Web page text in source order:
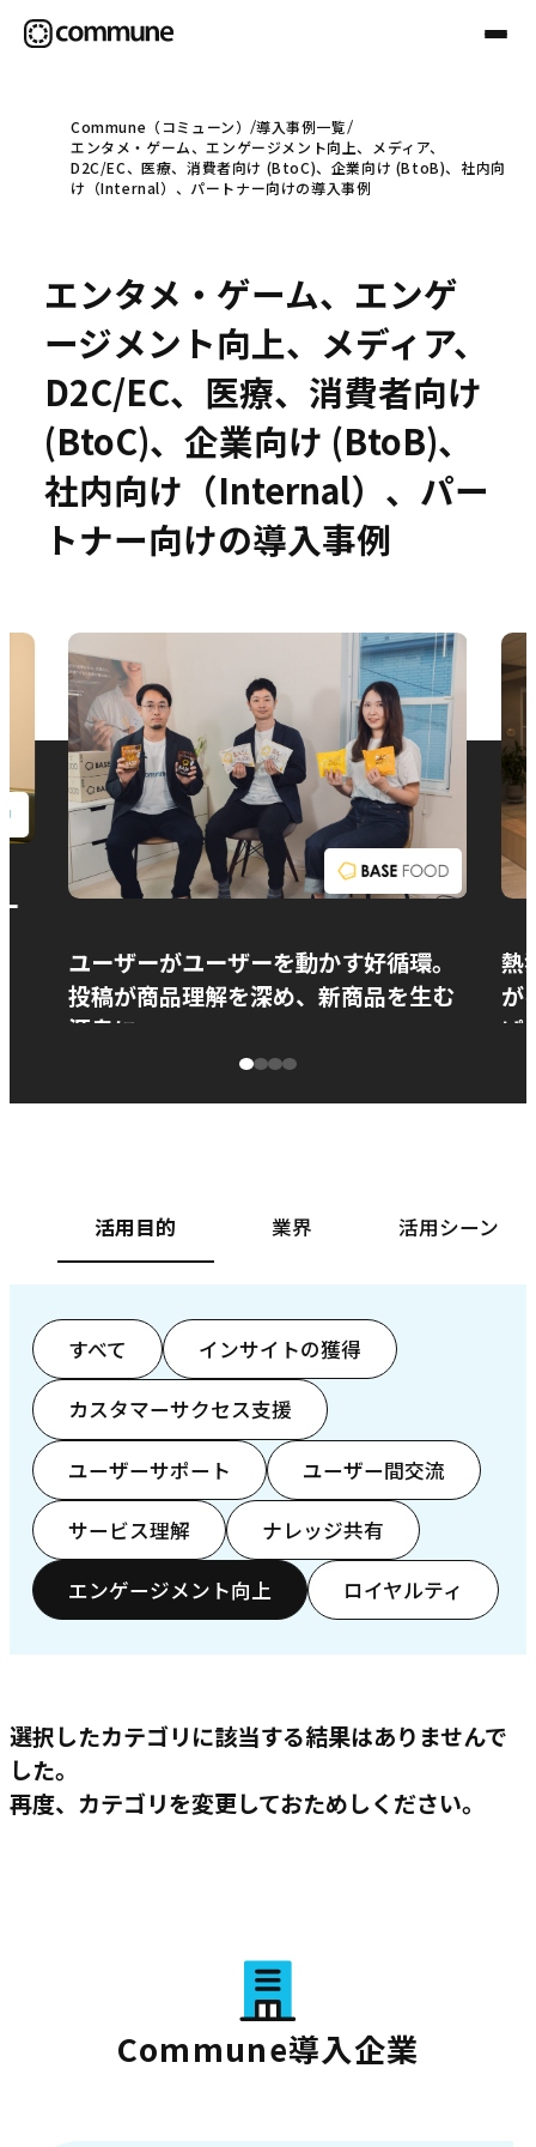
Communeについて
事例
セミナー
お役立ち情報
Commune（コミューン）
導入事例一覧
エンタメ・ゲーム、エンゲージメント向上、メディア、
D2C/EC、医療、消費者向け (BtoC)、企業向け (BtoB)、社内向
け（Internal）、パートナー向けの導入事例
エンタメ・ゲーム、エンゲ
ージメント向上、メディア、
D2C/EC、医療、消費者向け
(BtoC)、企業向け (BtoB)、
社内向け（Internal）、パー
トナー向けの導入事例
ユーザーがユーザーを動かす好循環。
投稿が商品理解を深め、新商品を生む
源泉に
熱
が
ぱ
活用目的 業界 活用シーン
すべて インサイトの獲得
カスタマーサクセス支援
ユーザーサポート ユーザー間交流
サービス理解 ナレッジ共有
エンゲージメント向上 ロイヤルティ
選択したカテゴリに該当する結果はありませんで
した。
再度、カテゴリを変更しておためしください。
Commune導入企業